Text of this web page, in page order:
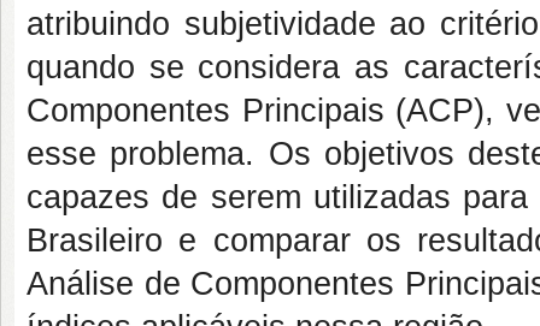
atribuindo subjetividade ao
quando se considera as
Componentes Principais (ACP),
esse problema. Os objetivos
capazes de serem utilizadas
Brasileiro e comparar os
Análise de Componentes